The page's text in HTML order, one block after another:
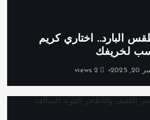
البارد.. اختاري كريم
لخريفك
2 views